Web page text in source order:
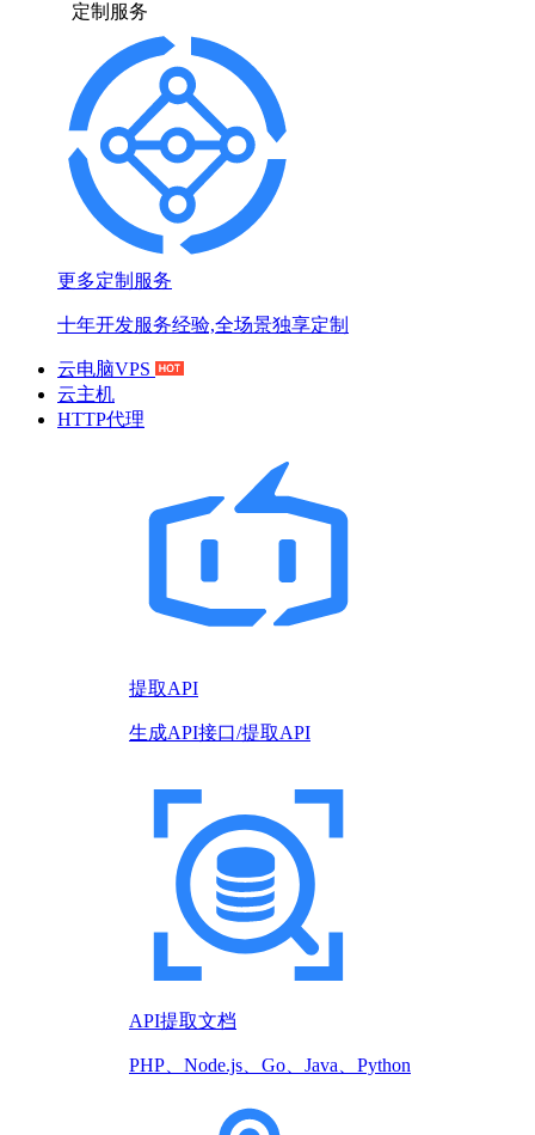
定制服务
更多定制服务
十年开发服务经验,全场景独享定制
云电脑VPS
云主机
HTTP代理
提取API
生成API接口/提取API
API提取文档
PHP、Node.js、Go、Java、Python